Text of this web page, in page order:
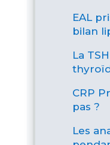
EAL
bilan
La
CRP
pas ?
Les